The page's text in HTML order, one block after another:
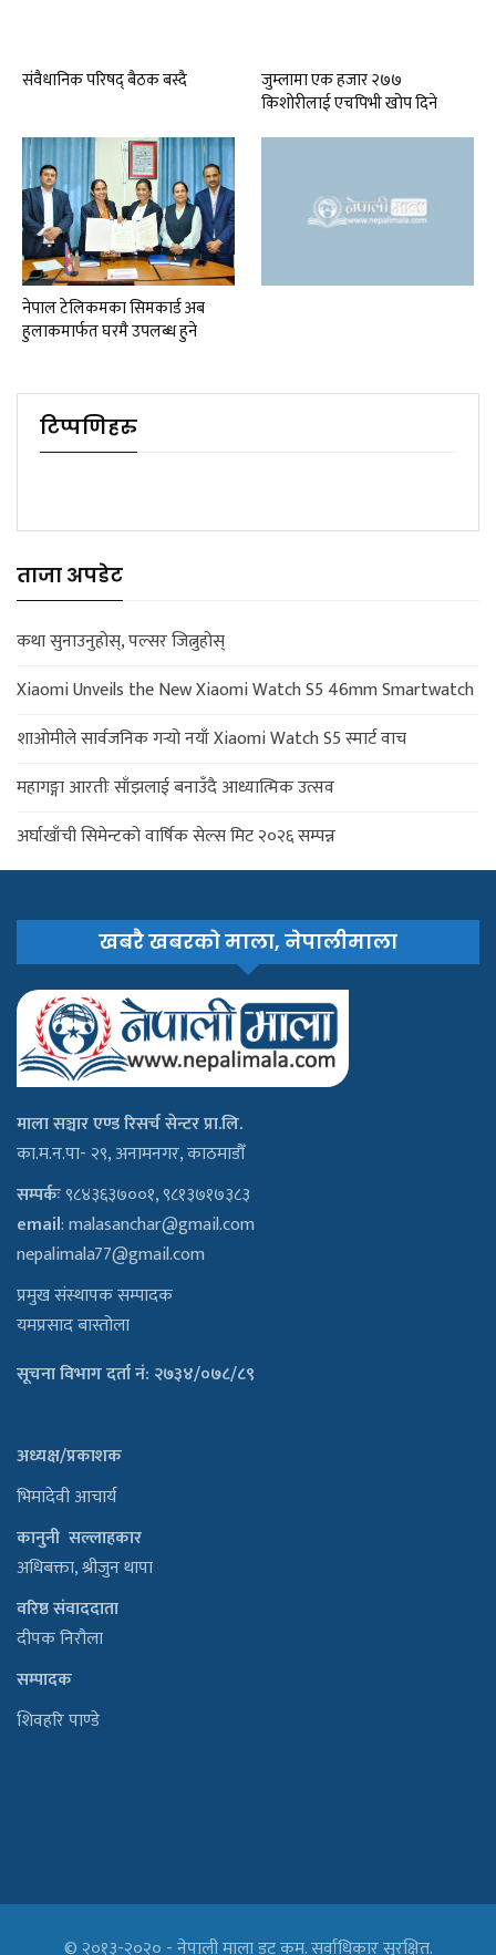
संवैधानिक परिषद् बैठक बस्दै
जुम्लामा एक हजार २७७
किशोरीलाई एचपिभी खोप दिने
नेपाल टेलिकमका सिमकार्ड अब
हुलाकमार्फत घरमै उपलब्ध हुने
टिप्पणिहरु
ताजा अपडेट
कथा सुनाउनुहोस्, पल्सर जित्नुहोस्
Xiaomi Unveils the New Xiaomi Watch S5 46mm Smartwatch
शाओमीले सार्वजनिक गर्‍यो नयाँ Xiaomi Watch S5 स्मार्ट वाच
महागङ्गा आरतीः साँझलाई बनाउँदै आध्यात्मिक उत्सव
अर्घाखाँची सिमेन्टको वार्षिक सेल्स मिट २०२६ सम्पन्न
खबरै खबरको माला, नेपालीमाला
माला सञ्चार एण्ड रिसर्च सेन्टर प्रा.लि.
का.म.न.पा- २९, अनामनगर, काठमाडौँ
सम्पर्कः९८४३६३७००१, ९८१३७१७३८३
email:malasanchar@gmail.com
nepalimala77@gmail.com
प्रमुख संस्थापक सम्पादक
यमप्रसाद बास्तोला
सूचना विभाग दर्ता नं: २७३४/०७८/८९
अध्यक्ष/प्रकाशक
भिमादेवी आचार्य
कानुनी सल्लाहकार
अधिबक्ता, श्रीजुन थापा
वरिष्ठ संवाददाता
दीपक निरौला
सम्पादक
शिवहरि पाण्डे